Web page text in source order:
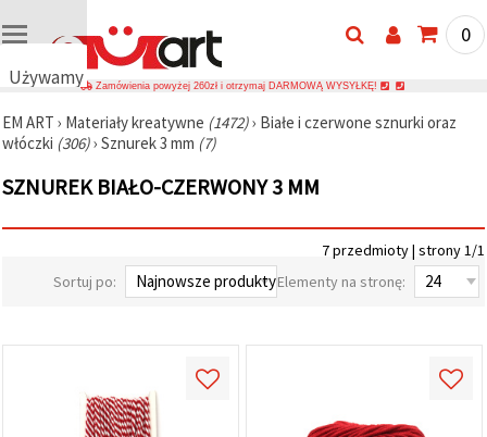
Używamy
cookie
🍪
plików
podobnych
zapewnić
internetowej,
0
Zamówienia powyżej 260zł i otrzymaj DARMOWĄ WYSYŁKĘ!
EM ART › Materiały kreatywne (1472)› Białe i czerwone sznurki oraz
włóczki (306)› Sznurek 3 mm (7)
SZNUREK BIAŁO-CZERWONY 3 MM
7 przedmioty | strony 1/1
Sortuj po:
Elementy na stronę: